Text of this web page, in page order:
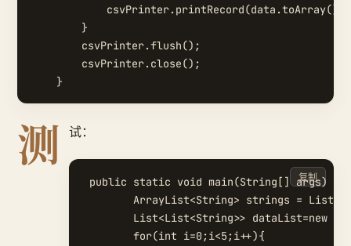
            csvPrinter.printRecord(data.toArray());
        }
        csvPrinter.flush();
        csvPrinter.close();
测 试：
public static void main(String[] args)
ArrayList<String> strings =
List<List<String>> dataList=new
        for(int i=0;i<5;i++){
复制